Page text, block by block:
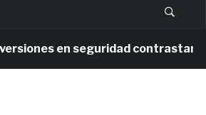
en seguridad contrastan con